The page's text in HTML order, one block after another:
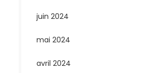
juin 2024
mai 2024
avril 2024